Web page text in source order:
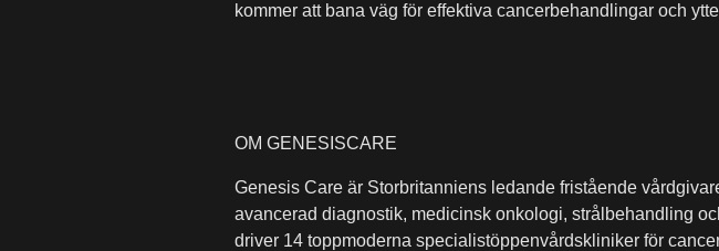
kommer att bana väg för effektiva cancerbehandlingar och
OM GENESISCARE
Genesis Care är Storbritanniens ledande fristående
avancerad diagnostik, medicinsk onkologi, strålbehandling
driver 14 toppmoderna specialistöppenvårdskliniker för